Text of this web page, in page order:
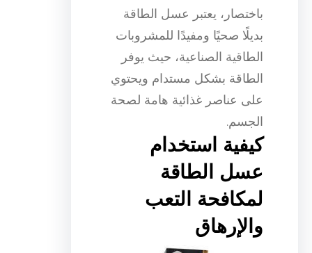
باختصار، يعتبر عسل الطاقة
بديلًا صحيًا ومفيدًا للمشروبات
الطاقية الصناعية، حيث يوفر
الطاقة بشكل مستدام ويحتوي
على عناصر غذائية هامة لصحة
الجسم.
كيفية استخدام
عسل الطاقة
لمكافحة التعب
والإرهاق